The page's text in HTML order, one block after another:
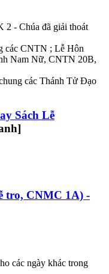
- Chúa đã giải thoát
các CNTN ; Lễ Hôn
Nam Nữ, CNTN 20B,
các Thánh Tử Đạo
Sách Lễ
tro, CNMC 1A) -
các ngày khác trong